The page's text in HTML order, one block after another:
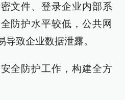
文件、登录企业内部系
防护水平较低，公共网
致企业数据泄露。
全防护工作，构建全方